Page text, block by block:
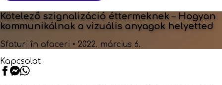
Kötelező szignalizáció éttermeknek – Hogyan
kommunikálnak a vizuális anyagok helyetted
Sfaturi în afaceri • 2022. március 6.
Kapcsolat